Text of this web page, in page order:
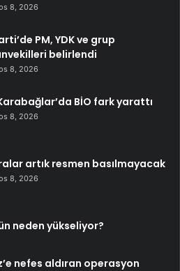
8, 2026
PM, YDK ve grup
belirlendi
8, 2026
BİO fark yarattı
8, 2026
artık resmen basılmayacak
8, 2026
neden yükseliyor?
nefes aldıran operasyon